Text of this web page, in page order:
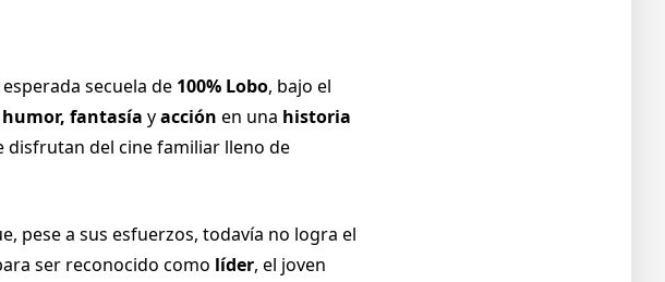
esperada secuela de 100% Lobo, bajo el
humor, fantasía yacción en una historia
disfrutan del cine familiar lleno de
pese a sus esfuerzos, todavía no logra el
ser reconocido como líder, el joven